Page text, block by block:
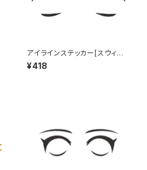
アイラインステッカー[スウィー
ト] Eye line sticker SWEET
¥418